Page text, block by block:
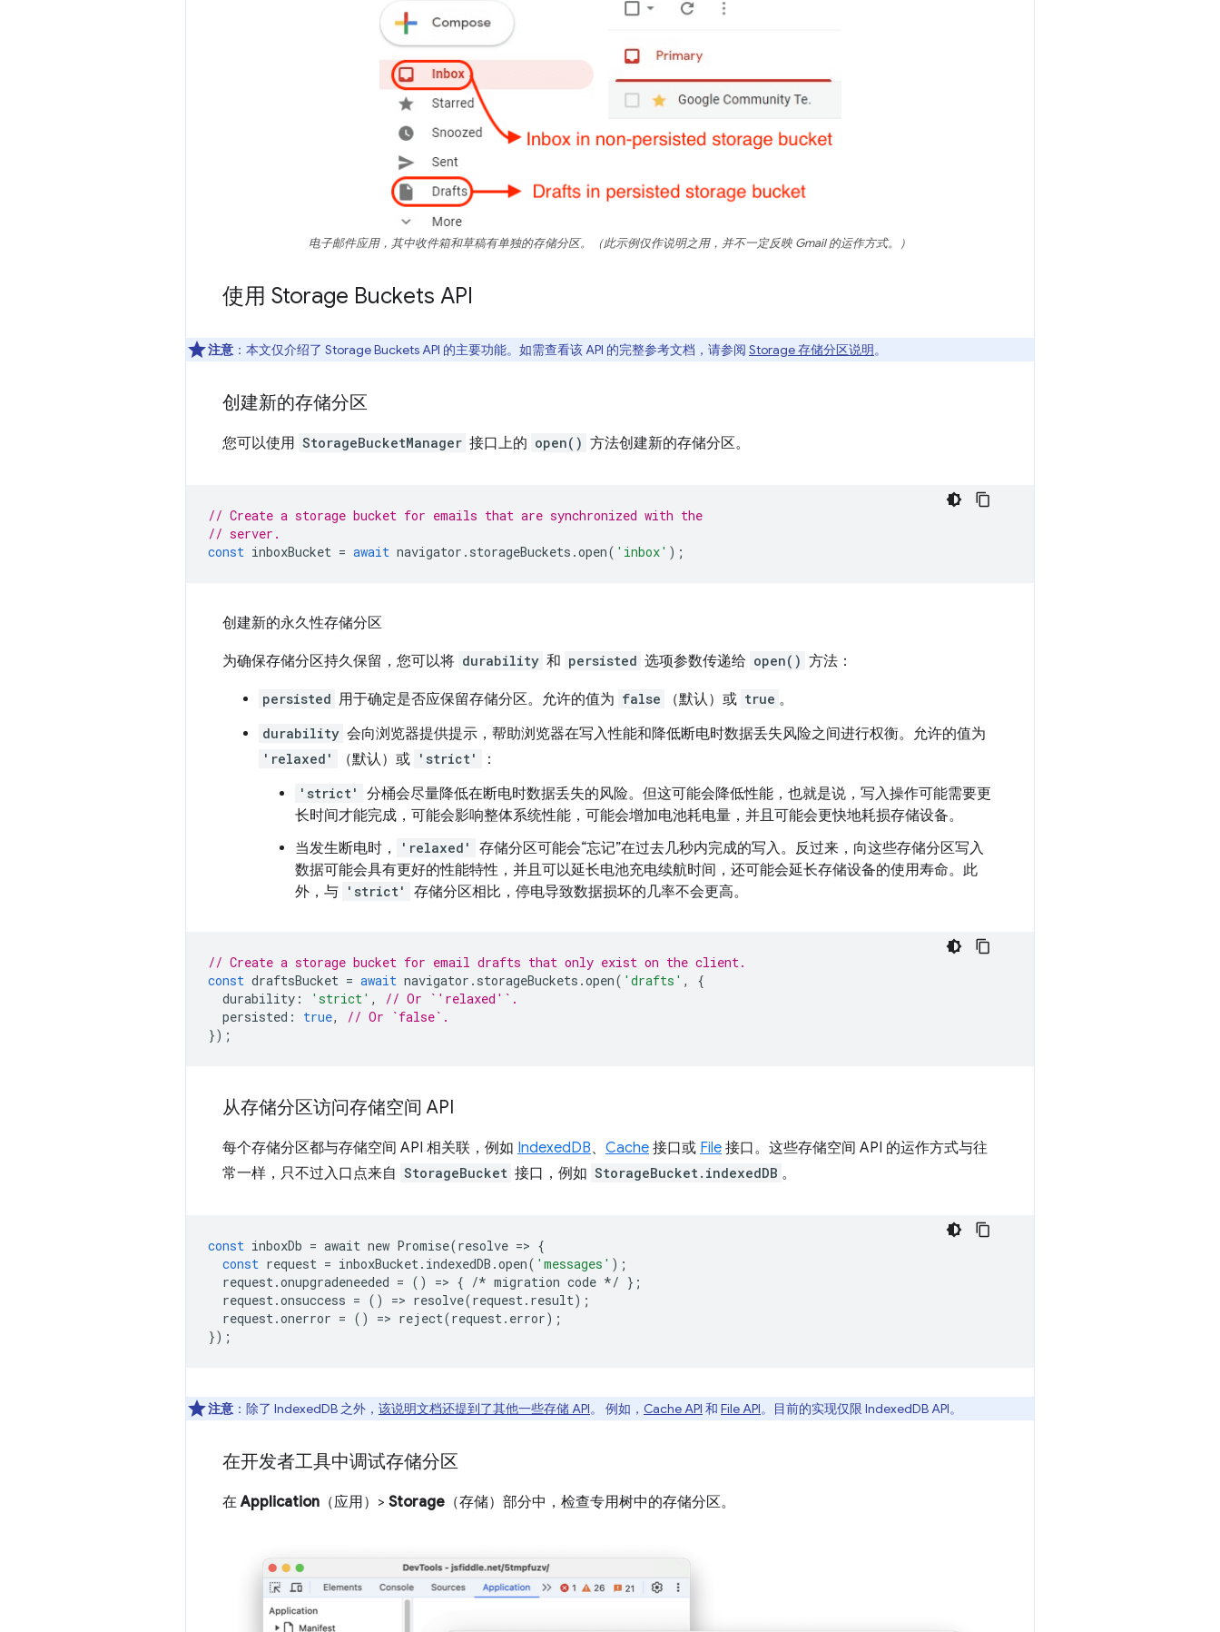
电子邮件应用，其中收件箱和草稿有单独的存储分区。（此示例仅作说明之用，并不一定反映 Gmail 的运作方式。）
使用 Storage Buckets API
注意 ：本文仅介绍了 Storage Buckets API 的主要功能。如需查看该 API 的完整参考文档，请参阅 Storage 存储分区说明。
创建新的存储分区
您可以使用 StorageBucketManager 接口上的 open() 方法创建新的存储分区。
// Create a storage bucket for emails that are synchronized with the
// server.
const inboxBucket = await navigator . storageBuckets .open( 'inbox' );
创建新的永久性存储分区
为确保存储分区持久保留，您可以将 durability 和 persisted 选项参数传递给 open() 方法：
persisted 用于确定是否应保留存储分区。允许的值为 false （默认）或 true 。
durability 会向浏览器提供提示，帮助浏览器在写入性能和降低断电时数据丢失风险之间进行权衡。允许的值为
'relaxed' （默认）或 'strict' ：
'strict'
分桶会尽量降低在断电时数据丢失的风险。但这可能会降低性能，也就是说，写入操作可能需要更
长时间才能完成，可能会影响整体系统性能，可能会增加电池耗电量，并且可能会更快地耗损存储设备。
当发生断电时，
'relaxed'
存储分区可能会“忘记”在过去几秒内完成的写入。反过来，向这些存储分区写入
数据可能会具有更好的性能特性，并且可以延长电池充电续航时间，还可能会延长存储设备的使用寿命。此
外，与 'strict' 存储分区相比，停电导致数据损坏的几率不会更高。
// Create a storage bucket for email drafts that only exist on the client.
const draftsBucket = await navigator . storageBuckets .open( 'drafts' ,
{
durability : 'strict' ,
// Or `'relaxed'`.
persisted : true,
// Or `false`.
});
从存储分区访问存储空间 API
每个存储分区都与存储空间 API 相关联，例如 IndexedDB、 Cache 接口或 File 接口。这些存储空间 API 的运作方式与往
常一样，只不过入口点来自 StorageBucket 接口，例如 StorageBucket.indexedDB 。
const inboxDb = await new Promise(resolve => {
const request = inboxBucket. indexedDB .open( 'messages' );
request.onupgradeneeded = () => { /* migration code */ };
request.onsuccess = () => resolve(request. result);
request.onerror = () => reject(request. error);
});
注意 ：除了 IndexedDB 之外， 该说明文档还提到了其他一些存储 API。 例如， Cache API 和 File API。目前的实现仅限 IndexedDB API。
在开发者工具中调试存储分区
在Application （应用）> Storage （存储）部分中，检查专用树中的存储分区。